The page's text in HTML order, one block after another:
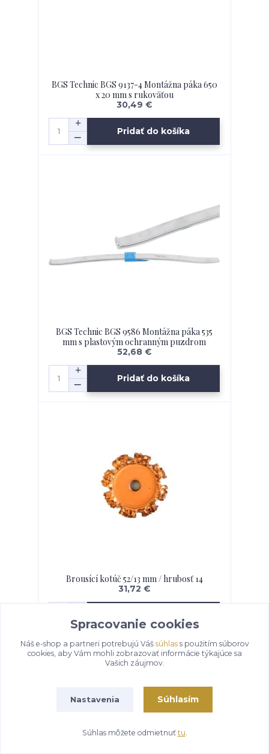
BGS Technic BGS 9137-4 Montážna páka 650
x 20 mm s rukoväťou
30,49 €
Pridať do košíka
BGS Technic BGS 9586 Montážna páka 535
mm s plastovým ochranným puzdrom
52,68 €
Pridať do košíka
Brousící kotúč 52/13 mm / hrubosť 14
31,72 €
Spracovanie cookies
Náš e-shop a partneri potrebujú Váš súhlass použitím súborov
cookies, aby Vám mohli zobrazovať informácie týkajúce sa
Vašich záujmov.
Nastavenia Súhlasím
Súhlas môžete odmietnuť tu